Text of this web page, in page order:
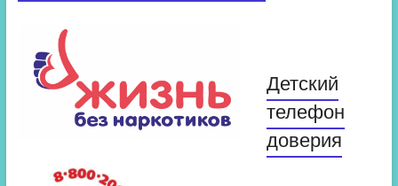
Детский
телефон
доверия